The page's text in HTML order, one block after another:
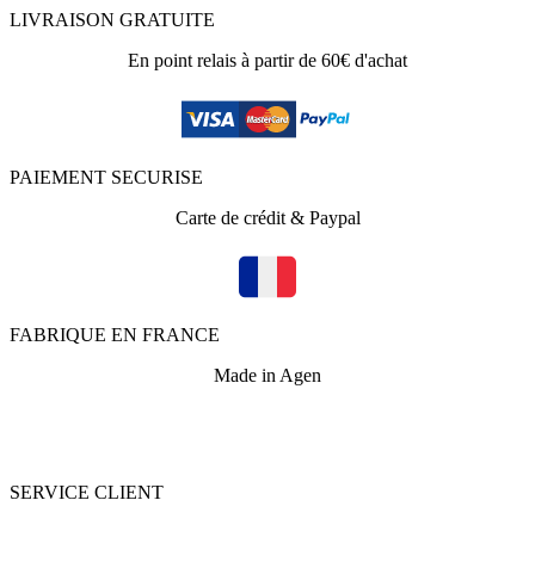
LIVRAISON GRATUITE
En point relais à partir de 60€ d'achat
PAIEMENT SECURISE
Carte de crédit & Paypal
FABRIQUE EN FRANCE
Made in Agen
SERVICE CLIENT